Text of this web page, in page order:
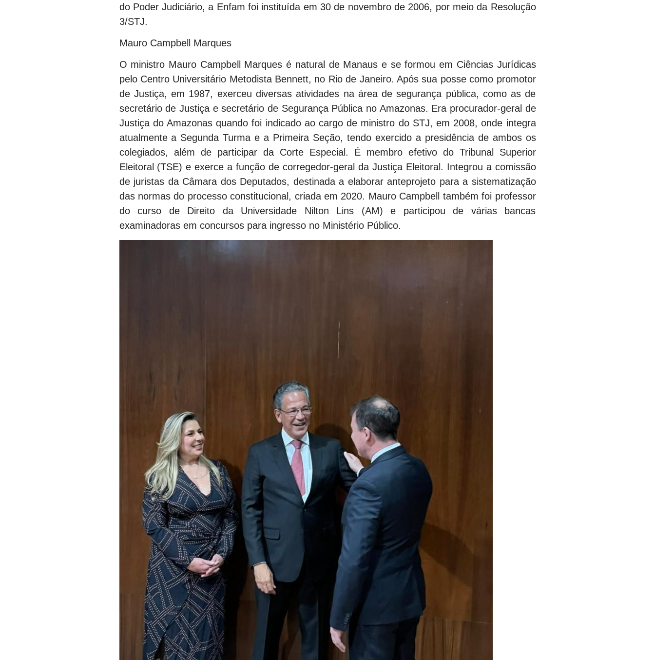
do Poder Judiciário, a Enfam foi instituída em 30 de novembro de 2006, por meio da Resolução
3/STJ.
Mauro Campbell Marques
O ministro Mauro Campbell Marques é natural de Manaus e se formou em Ciências Jurídicas
pelo Centro Universitário Metodista Bennett, no Rio de Janeiro. Após sua posse como promotor
de Justiça, em 1987, exerceu diversas atividades na área de segurança pública, como as de
secretário de Justiça e secretário de Segurança Pública no Amazonas. Era procurador-geral de
Justiça do Amazonas quando foi indicado ao cargo de ministro do STJ, em 2008, onde integra
atualmente a Segunda Turma e a Primeira Seção, tendo exercido a presidência de ambos os
colegiados, além de participar da Corte Especial. É membro efetivo do Tribunal Superior
Eleitoral (TSE) e exerce a função de corregedor-geral da Justiça Eleitoral. Integrou a comissão
de juristas da Câmara dos Deputados, destinada a elaborar anteprojeto para a sistematização
das normas do processo constitucional, criada em 2020. Mauro Campbell também foi professor
do curso de Direito da Universidade Nilton Lins (AM) e participou de várias bancas
examinadoras em concursos para ingresso no Ministério Público.